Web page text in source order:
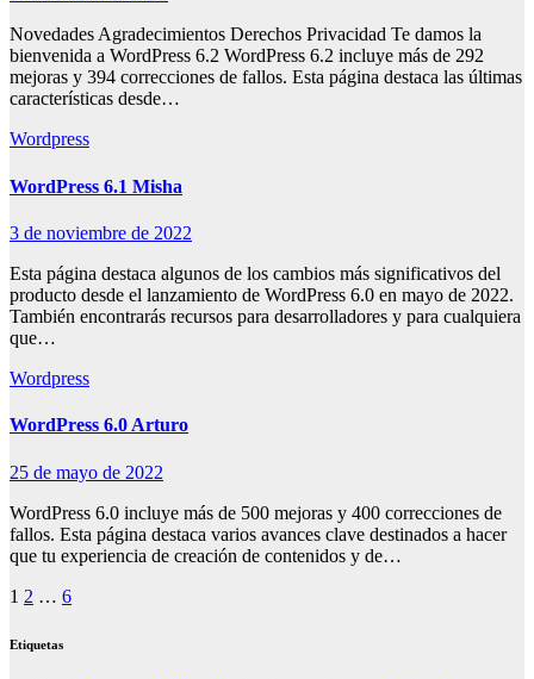
Novedades Agradecimientos Derechos Privacidad Te damos la
bienvenida a WordPress 6.2 WordPress 6.2 incluye más de 292
mejoras y 394 correcciones de fallos. Esta página destaca las últimas
características desde…
Wordpress
WordPress 6.1 Misha
3 de noviembre de 2022
Esta página destaca algunos de los cambios más significativos del
producto desde el lanzamiento de WordPress 6.0 en mayo de 2022.
También encontrarás recursos para desarrolladores y para cualquiera
que…
Wordpress
WordPress 6.0 Arturo
25 de mayo de 2022
WordPress 6.0 incluye más de 500 mejoras y 400 correcciones de
fallos. Esta página destaca varios avances clave destinados a hacer
que tu experiencia de creación de contenidos y de…
Paginación
de
1 2 … 6
Etiquetas